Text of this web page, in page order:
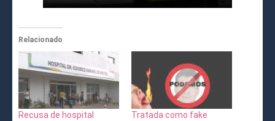
Relacionado
Recusa de hospital
Tratada como fake